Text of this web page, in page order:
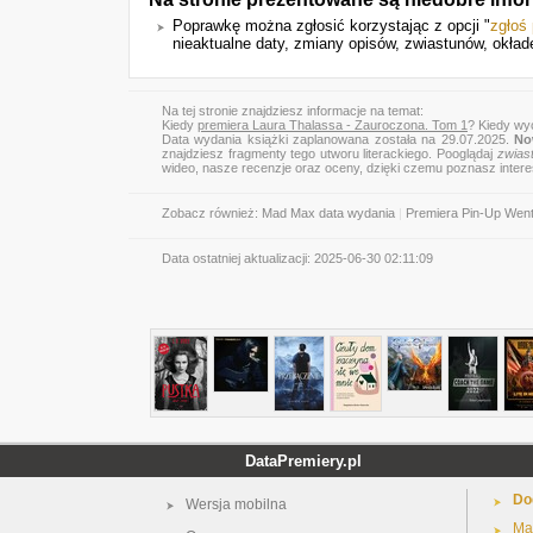
Poprawkę można zgłosić korzystając z opcji "zgłoś
nieaktualne daty, zmiany opisów, zwiastunów,
Na tej stronie znajdziesz informacje na temat:
Kiedy premiera Laura Thalassa - Zauroczona. Tom 1? Kiedy
Data wydania książki zaplanowana została na 29.07.2025.
znajdziesz fragmenty tego utworu literackiego. Pooglądaj
wideo, nasze recenzje oraz oceny, dzięki czemu poznasz
Zobacz również: Mad Max data wydania Premiera Pin-Up
Data ostatniej aktualizacji: 2025-06-30 02:11:09
DataPremiery.pl
Wersja mobilna